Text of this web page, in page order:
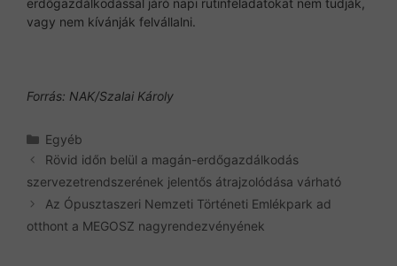
vagy nem kívánják felvállalni.
Forrás: NAK/Szalai Károly
Kategória
Egyéb
Rövid időn belül a magán-erdőgazdálkodás
szervezetrendszerének jelentős átrajzolódása várható
Az Ópusztaszeri Nemzeti Történeti Emlékpark ad
otthont a MEGOSZ nagyrendezvényének